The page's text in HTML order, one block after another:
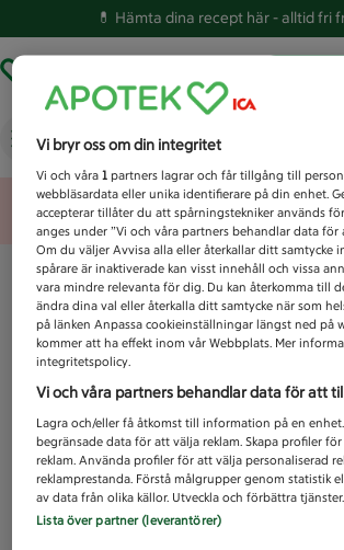
💊 Hämta dina recept här -alltid fri
Vad letar du efter idag?
Unknown error
Vi bryr oss om din integritet
Vi och våra1 partners lagrar och får tillgång till
webbläsardata eller unika identifierare på din enhet.
accepterar tillåter du att spårningstekniker används
anges under ”Vi och våra partners behandlar data för
Om du väljer Avvisa alla eller återkallar ditt samtycke
spårare är inaktiverade kan visst innehåll och vissa
vara mindre relevanta för dig. Du kan återkomma till
ändra dina val eller återkalla ditt samtycke när som
på länken Anpassa cookieinställningar längst ned på
kommer att ha effekt inom vår Webbplats. Mer
integritetspolicy.
Vi och våra partners behandlar data för att
Lagra och/eller få åtkomst till information på en
begränsade data för att välja reklam. Skapa profiler
reklam. Använda profiler för att välja personaliserad
reklamprestanda. Förstå målgrupper genom statistik
av data från olika källor. Utveckla och förbättra tjänster.
Lista över partner (leverantörer)